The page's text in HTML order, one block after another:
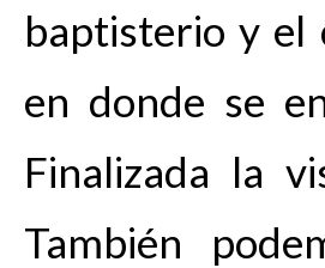
baptisterio y el
en donde se
Finalizada la
También